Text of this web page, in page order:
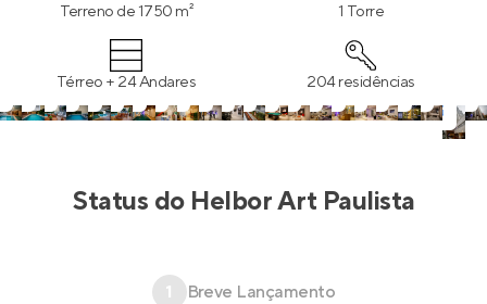
Terreno de 1750 m² 1 Torre
Térreo + 24 Andares 204 residências
Status do Helbor Art Paulista
1 Breve Lançamento